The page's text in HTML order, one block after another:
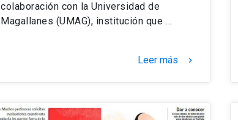
colaboración con la Universidad de
Magallanes (UMAG), institución que …
Leer más keyboard_arrow_right